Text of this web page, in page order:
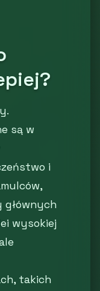
są w
i
głównych
wysokiej
takich